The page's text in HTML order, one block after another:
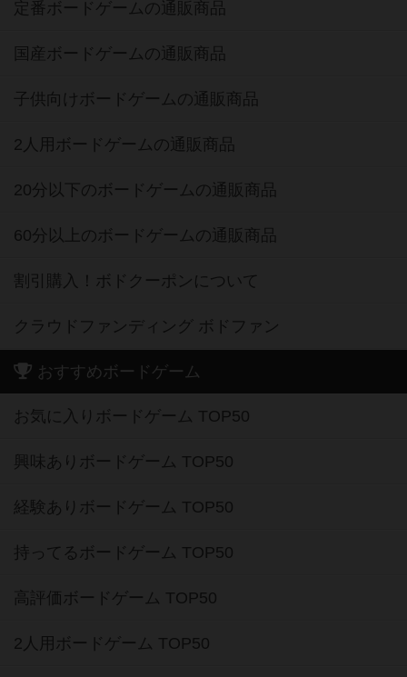
定番ボードゲームの通販商品
国産ボードゲームの通販商品
子供向けボードゲームの通販商品
2人用ボードゲームの通販商品
20分以下のボードゲームの通販商品
60分以上のボードゲームの通販商品
割引購入！ボドクーポンについて
クラウドファンディング ボドファン
おすすめボードゲーム
お気に入りボードゲーム TOP50
興味ありボードゲーム TOP50
経験ありボードゲーム TOP50
持ってるボードゲーム TOP50
高評価ボードゲーム TOP50
2人用ボードゲーム TOP50